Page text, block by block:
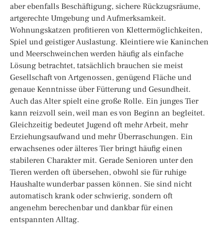
aber ebenfalls Beschäftigung, sichere Rückzugsräume,
artgerechte Umgebung und Aufmerksamkeit.
Wohnungskatzen profitieren von Klettermöglichkeiten,
Spiel und geistiger Auslastung. Kleintiere wie Kaninchen
und Meerschweinchen werden häufig als einfache
Lösung betrachtet, tatsächlich brauchen sie meist
Gesellschaft von Artgenossen, genügend Fläche und
genaue Kenntnisse über Fütterung und Gesundheit.
Auch das Alter spielt eine große Rolle. Ein junges Tier
kann reizvoll sein, weil man es von Beginn an begleitet.
Gleichzeitig bedeutet Jugend oft mehr Arbeit, mehr
Erziehungsaufwand und mehr Überraschungen. Ein
erwachsenes oder älteres Tier bringt häufig einen
stabileren Charakter mit. Gerade Senioren unter den
Tieren werden oft übersehen, obwohl sie für ruhige
Haushalte wunderbar passen können. Sie sind nicht
automatisch krank oder schwierig, sondern oft
angenehm berechenbar und dankbar für einen
entspannten Alltag.